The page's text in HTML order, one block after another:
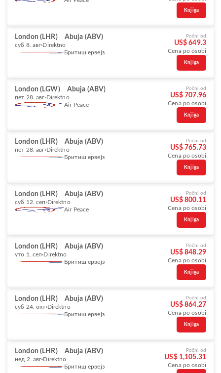
Knjiga
London (LHR) Abuja (ABV)
суб 8. авг Direktno
Бритиш ервејз
Počni od
US$ 649.3
Cena po osobi
Knjiga
London (LGW) Abuja (ABV)
пет 28. авг Direktno
Air Peace
Počni od
US$ 707.96
Cena po osobi
Knjiga
London (LHR) Abuja (ABV)
пет 28. авг Direktno
Бритиш ервејз
Počni od
US$ 765.73
Cena po osobi
Knjiga
London (LHR) Abuja (ABV)
суб 12. сеп Direktno
Air Peace
Počni od
US$ 800.11
Cena po osobi
Knjiga
London (LHR) Abuja (ABV)
уто 1. сеп Direktno
Бритиш ервејз
Počni od
US$ 848.29
Cena po osobi
Knjiga
London (LHR) Abuja (ABV)
суб 24. окт Direktno
Бритиш ервејз
Počni od
US$ 864.27
Cena po osobi
Knjiga
London (LHR) Abuja (ABV)
нед 2. авг Direktno
Бритиш ервејз
Počni od
US$ 1,105.31
Cena po osobi